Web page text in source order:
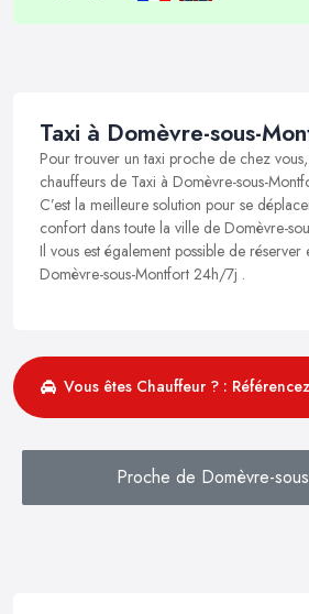
Taxi à Domèvre-sous-
Pour trouver un taxi proche de chez
chauffeurs de Taxi à Domèvre-sous-
C’est la meilleure solution pour se
confort dans toute la ville de Domèvre-
Il vous est également possible de réserver
Domèvre-sous-Montfort 24h/7j .
Vous êtes Chauffeur ? :
Proche de Domèvre-